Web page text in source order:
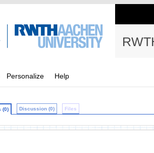
Personalize Help
(0) Discussion (0) Files